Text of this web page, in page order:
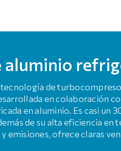
aluminio
de
en colaboración
en aluminio. Es casi un
de su alta eficiencia en
emisiones, ofrece claras